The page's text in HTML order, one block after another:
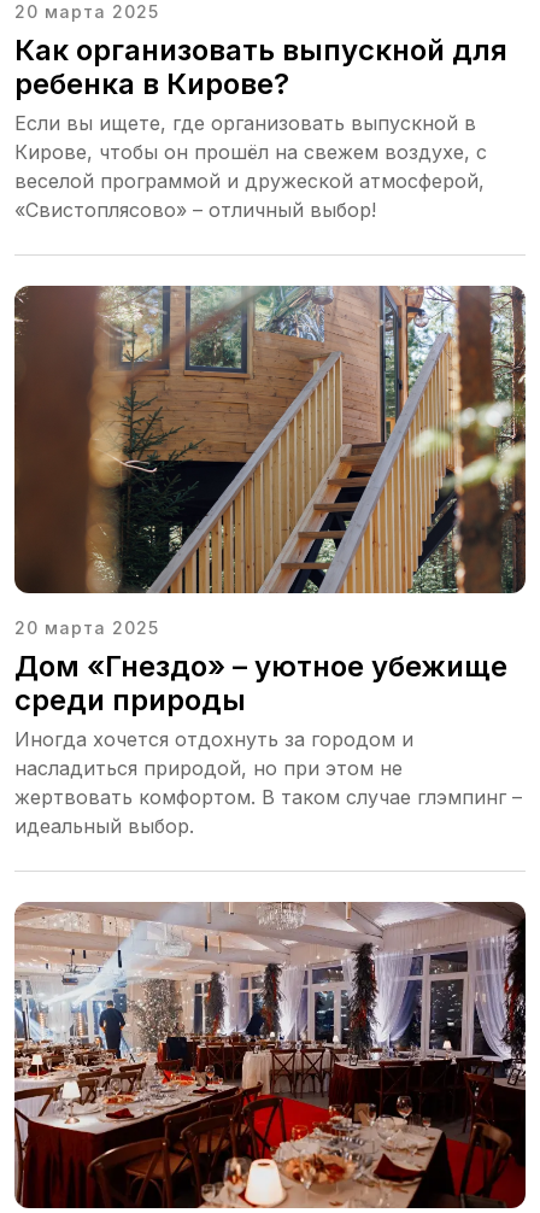
20 марта 2025
Как организовать выпускной для
ребенка в Кирове?
Если вы ищете, где организовать выпускной в
Кирове, чтобы он прошёл на свежем воздухе, с
веселой программой и дружеской атмосферой,
«Свистоплясово» – отличный выбор!
20 марта 2025
Дом «Гнездо» – уютное убежище
среди природы
Иногда хочется отдохнуть за городом и
насладиться природой, но при этом не
жертвовать комфортом. В таком случае глэмпинг –
идеальный выбор.